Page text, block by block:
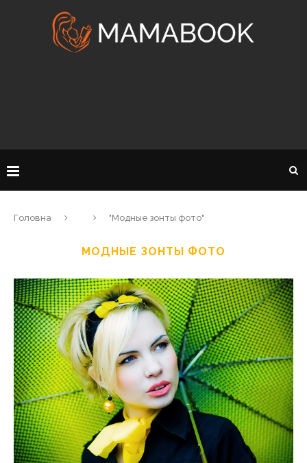
Головна "Модные зонты фото"
МОДНЫЕ ЗОНТЫ ФОТО